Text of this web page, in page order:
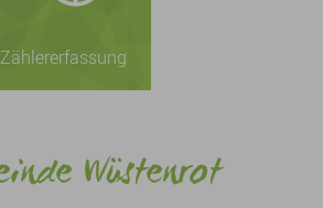
Zählererfassung
Wüstenrot